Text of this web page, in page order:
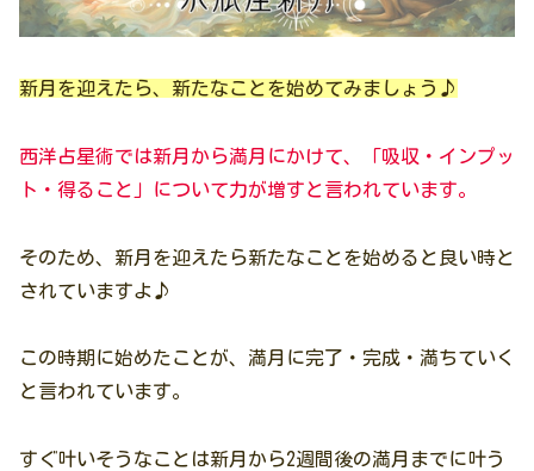
新月を迎えたら、新たなことを始めてみましょう♪
西洋占星術では新月から満月にかけて、「吸収・インプッ
ト・得ること」について力が増すと言われています。
そのため、新月を迎えたら新たなことを始めると良い時と
されていますよ♪
この時期に始めたことが、満月に完了・完成・満ちていく
と言われています。
すぐ叶いそうなことは新月から2週間後の満月までに叶う